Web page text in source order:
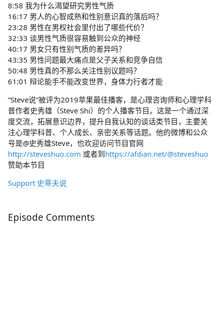
8:58 我为什么渴望研究男性气质
16:17 男人的心智成熟和性别意识真的落后吗？
23:28 男性在男权社会里付出了哪些代价？
32:33 谈男性气质很容易触到公众的神经
40:17 男女只有性别气质的差异吗？
43:35 男性问题最大痛点是父子关系和竞争自信
50:48 男性真的不那么关注性别议题吗？
61:01 辩论能手不能改变世界，身体力行者才能
“Steve说”被评为2019苹果最佳播客，是心理咨询师和心理学科
普作者史秀雄（Steve Shi）的个人播客节目。这是一个通过深
度交流，拓展意识边界，提升自我认知的谈话类节目，主要关
注心理学科普、个人成长、亲密关系等话题。他的微博和公众
号是@史秀雄Steve，也欢迎访问节目官网
http://steveshuo.com 或者到https://afdian.net/@steveshuo
赞助本节目
Support 史蒂夫说
Episode Comments